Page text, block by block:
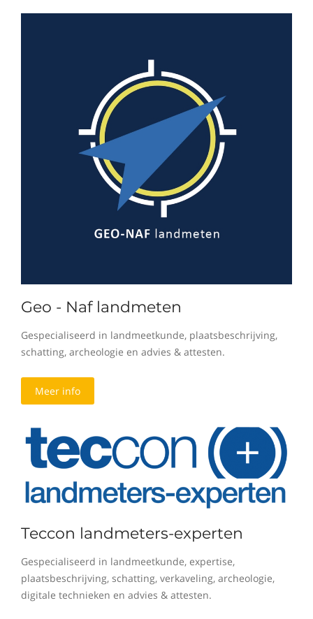
Geo - Naf landmeten
Gespecialiseerd in landmeetkunde, plaatsbeschrijving,
schatting, archeologie en advies & attesten.
Meer info
Teccon landmeters-experten
Gespecialiseerd in landmeetkunde, expertise,
plaatsbeschrijving, schatting, verkaveling, archeologie,
digitale technieken en advies & attesten.